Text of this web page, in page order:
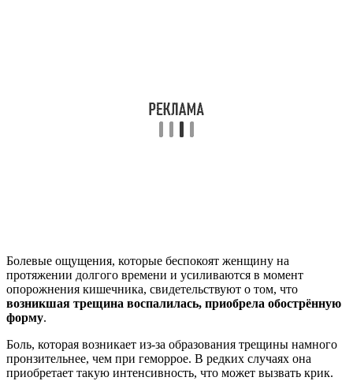
Болевые ощущения, которые беспокоят женщину на
протяжении долгого времени и усиливаются в момент
опорожнения кишечника, свидетельствуют о том, что
возникшая трещина воспалилась, приобрела обострённую
форму.
Боль, которая возникает из-за образования трещины намного
пронзительнее, чем при геморрое. В редких случаях она
приобретает такую интенсивность, что может вызвать крик.